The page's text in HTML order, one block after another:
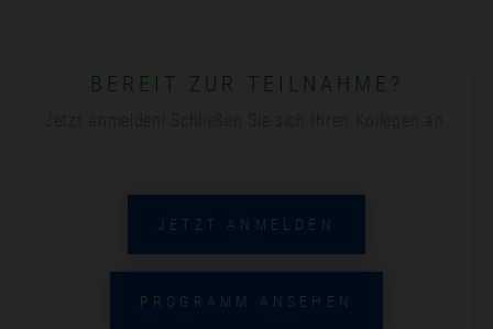
BEREIT ZUR TEILNAHME?
JETZT ANMELDEN
PROGRAMM ANSEHEN